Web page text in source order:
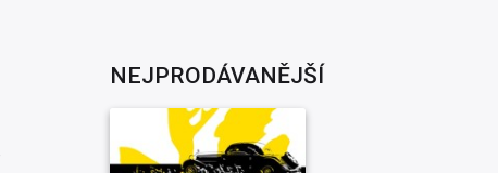
NEJPRODÁVANĚJŠÍ